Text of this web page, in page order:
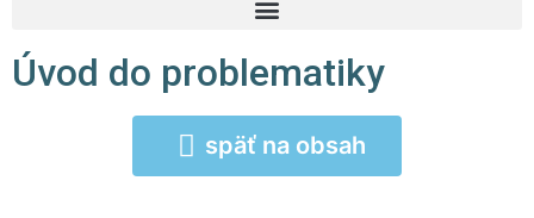
Úvod do problematiky
späť na obsah